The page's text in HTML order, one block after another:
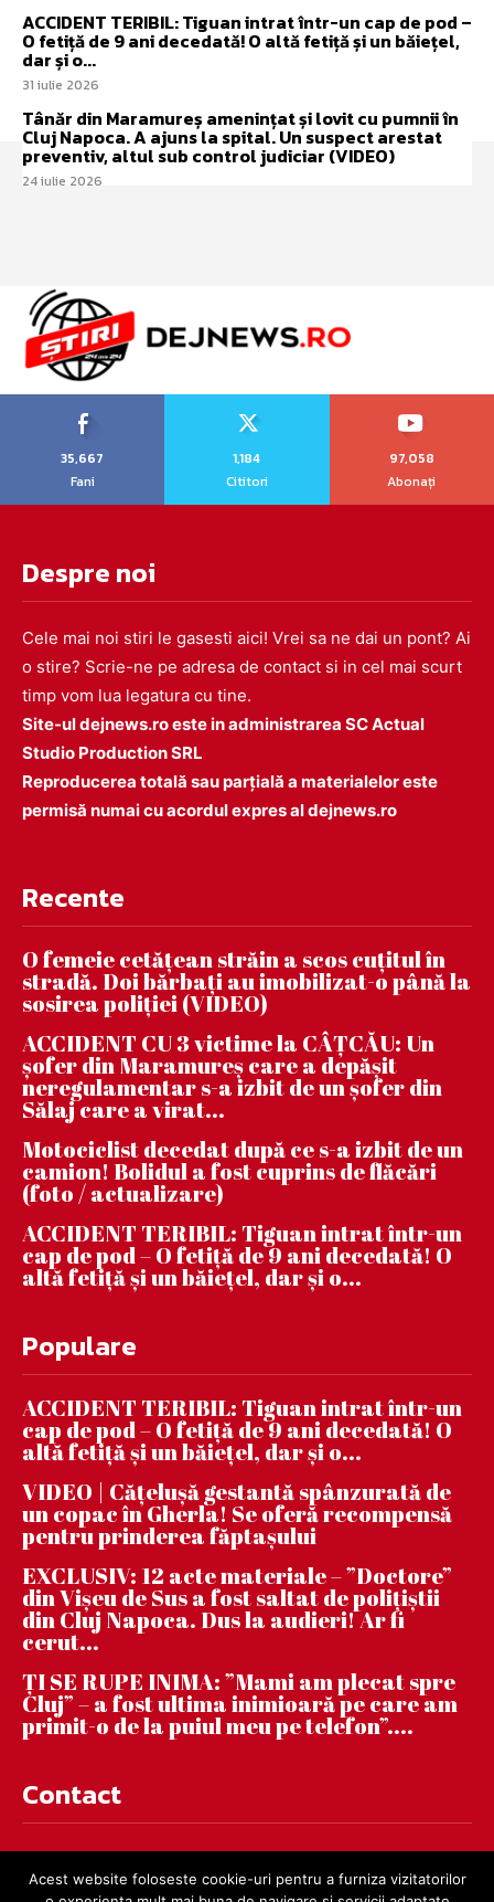
ACCIDENT TERIBIL: Tiguan intrat într-un cap de pod –
O fetiță de 9 ani decedată! O altă fetiță și un băiețel,
dar și o...
31 iulie 2026
Tânăr din Maramureș amenințat și lovit cu pumnii în
Cluj Napoca. A ajuns la spital. Un suspect arestat
preventiv, altul sub control judiciar (VIDEO)
24 iulie 2026
35,667
Fani
1,184
Cititori
97,058
Abonați
Despre noi
Cele mai noi stiri le gasesti aici! Vrei sa ne dai un pont? Ai
o stire? Scrie-ne pe adresa de contact si in cel mai scurt
timp vom lua legatura cu tine.
Site-ul dejnews.ro este in administrarea SC Actual
Studio Production SRL
Reproducerea totală sau parțială a materialelor este
permisă numai cu acordul expres al dejnews.ro
Recente
O femeie cetățean străin a scos cuțitul în
stradă. Doi bărbați au imobilizat-o până la
sosirea poliției (VIDEO)
ACCIDENT CU 3 victime la CÂȚCĂU: Un
șofer din Maramureș care a depășit
neregulamentar s-a izbit de un șofer din
Sălaj care a virat...
Motociclist decedat după ce s-a izbit de un
camion! Bolidul a fost cuprins de flăcări
(foto / actualizare)
ACCIDENT TERIBIL: Tiguan intrat într-un
cap de pod – O fetiță de 9 ani decedată! O
altă fetiță și un băiețel, dar și o...
Populare
ACCIDENT TERIBIL: Tiguan intrat într-un
cap de pod – O fetiță de 9 ani decedată! O
altă fetiță și un băiețel, dar și o...
VIDEO | Căţeluşă gestantă spânzurată de
un copac în Gherla! Se oferă recompensă
pentru prinderea făptaşului
EXCLUSIV: 12 acte materiale – ”Doctore”
din Vișeu de Sus a fost saltat de polițiștii
din Cluj Napoca. Dus la audieri! Ar fi
cerut...
ȚI SE RUPE INIMA: ”Mami am plecat spre
Cluj” – a fost ultima inimioară pe care am
primit-o de la puiul meu pe telefon”....
Contact
Acest website foloseste cookie-uri pentru a furniza vizitatorilor